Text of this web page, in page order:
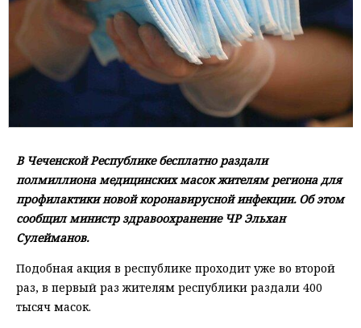
В Чеченской Республике бесплатно раздали
полмиллиона медицинских масок жителям региона для
профилактики новой коронавирусной инфекции. Об этом
сообщил министр здравоохранение ЧР Эльхан
Сулейманов.
Подобная акция в республике проходит уже во второй
раз, в первый раз жителям республики раздали 400
тысяч масок.